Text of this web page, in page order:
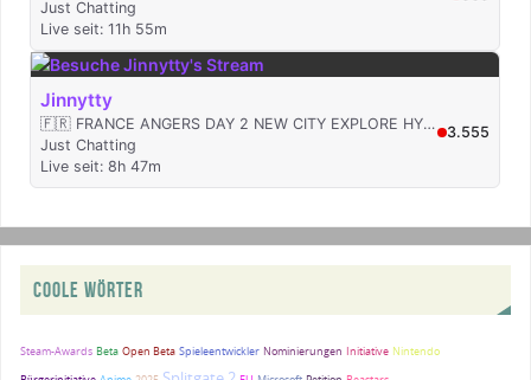
COOLE WÖRTER
Steam-Awards Beta Open Beta Spieleentwickler Nominierungen Initiative Nintendo